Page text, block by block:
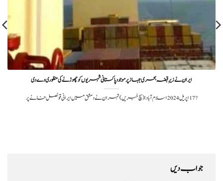
ایران نے زیرِقبضہ بحری جہاز پر موجود پاکستانی شہریوں کو چھوڑنے کی منظوری دے دی
?️ 17 اپریل 2024اسلام آباد: (سچ خبریں) تہران نے دمشق میں ایرانی قونصل خانے پر
جواب دیں